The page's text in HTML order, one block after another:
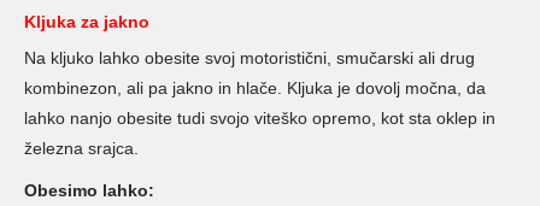
Kljuka za jakno
Na kljuko lahko obesite svoj motoristični, smučarski ali drug
kombinezon, ali pa jakno in hlače. Kljuka je dovolj močna, da
lahko nanjo obesite tudi svojo viteško opremo, kot sta oklep in
železna srajca.
Obesimo lahko: